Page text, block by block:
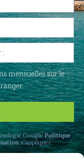
mensuelles sur le
GooglePolitique
s'appliquer.